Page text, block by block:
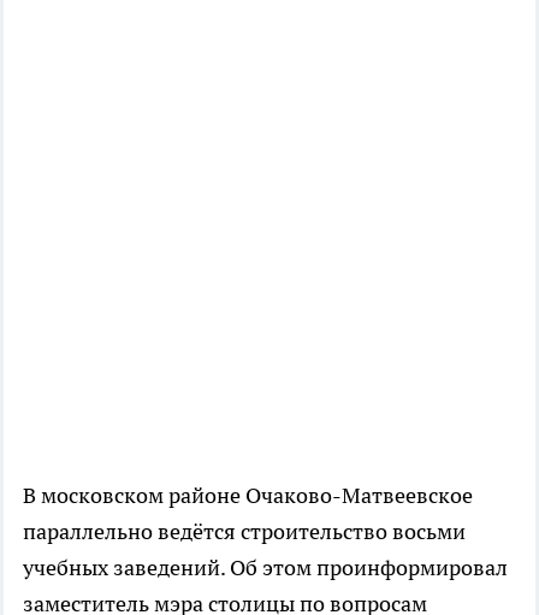
В московском районе Очаково-Матвеевское
параллельно ведётся строительство восьми
учебных заведений. Об этом проинформировал
заместитель мэра столицы по вопросам